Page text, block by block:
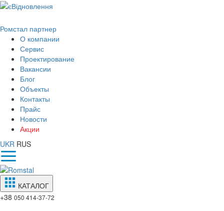
Ромстал партнер
О компании
Сервис
Проектирование
Вакансии
Блог
Объекты
Контакты
Прайс
Новости
Акции
UKR RUS
КАТАЛОГ
+38 050 414-37-72